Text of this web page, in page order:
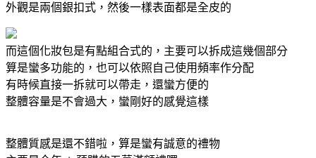
外觀是兩個銀扣式，然後一樣表面都是全皮的
而這個化妝包是有點組合式的，主要可以拆成這幾個部分
算是蠻多功能的，也可以依照自己使用頻率作分配
有時候直接一拆就可以帶走，還蠻方便的
整體容量是不會過大，蠻剛好的感覺這樣
整體質感是還不錯啦，算是蠻有誠意的禮物